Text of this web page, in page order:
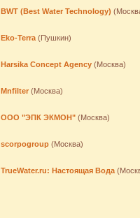
BWT (Best Water Technology)
Eko-Terra (Пушкин)
Harsika Concept Agency (Москва)
Mnfilter (Москва)
OOO "ЭПК ЭКМОН" (Москва)
scorpogroup (Москва)
TrueWater.ru: Настоящая Вода